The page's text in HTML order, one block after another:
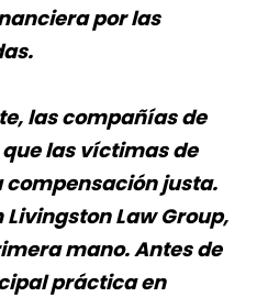
por las
las compañías de
las víctimas de
compensación justa.
Law Group,
mano. Antes de
práctica en